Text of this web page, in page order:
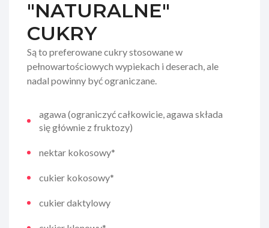
"NATURALNE"
CUKRY
Są to preferowane cukry stosowane w
pełnowartościowych wypiekach i deserach, ale
nadal powinny być ograniczane.
agawa (ograniczyć całkowicie, agawa składa
się głównie z fruktozy)
nektar kokosowy*
cukier kokosowy*
cukier daktylowy